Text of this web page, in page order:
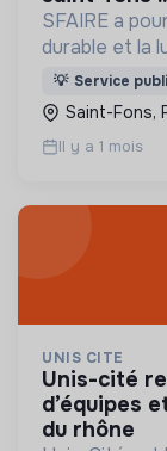
SFAIRE a
durable et la
durée par la
le
💡 Service
Saint-Fons,
Il y a 1 mois
UNIS CITE
unis-cité recrute un.e coordinateur.rice
d’équipes
du rhône